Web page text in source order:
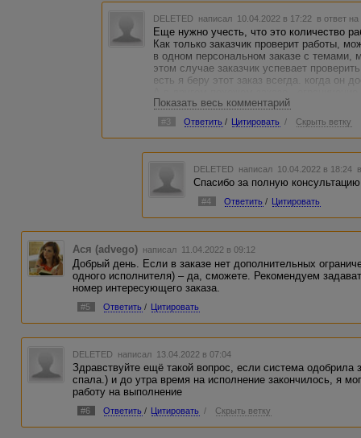
DELETED написал 10.04.2022 в 17:22 в ответ на
Еще нужно учесть, что это количество
Как только заказчик проверит работы,
в одном персональном заказе с темами,
этом случае заказчик успевает
есть я беру этот заказ всегда. когда он
приходится ждать проверки, и только
Показать весь комментарий
#3 Ответить / Цитировать / Скрыть ветку
DELETED написал 10.04.2022 в 18:24
Спасибо за полную консультацию
#4 Ответить / Цитировать
Ася (advego) написал 11.04.2022 в 09:12
Добрый день. Если в заказе нет дополнительных
одного исполнителя) – да, сможете. Рекомендуем
номер интересующего заказа.
#5 Ответить / Цитировать
DELETED написал 13.04.2022 в 07:04
Здравствуйте ещё такой вопрос, если система
спала.) и до утра время на исполнение закончилось, я
работу на выполнение
#6 Ответить / Цитировать / Скрыть ветку